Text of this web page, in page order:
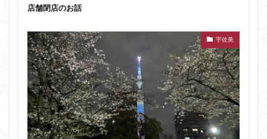
店舗閉店のお話
宇佐美